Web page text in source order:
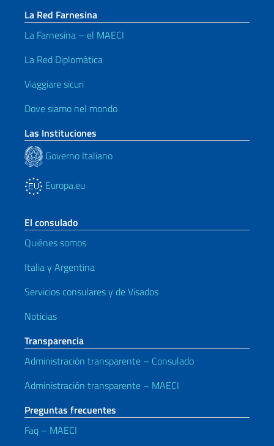
La Red Farnesina
La Farnesina – el MAECI
La Red Diplomática
Viaggiare sicuri
Dove siamo nel mondo
Las Instituciones
Governo Italiano
Europa.eu
El consulado
Quiénes somos
Italia y Argentina
Servicios consulares y de Visados
Noticias
Transparencia
Administración transparente – Consulado
Administración transparente – MAECI
Preguntas frecuentes
Faq – MAECI